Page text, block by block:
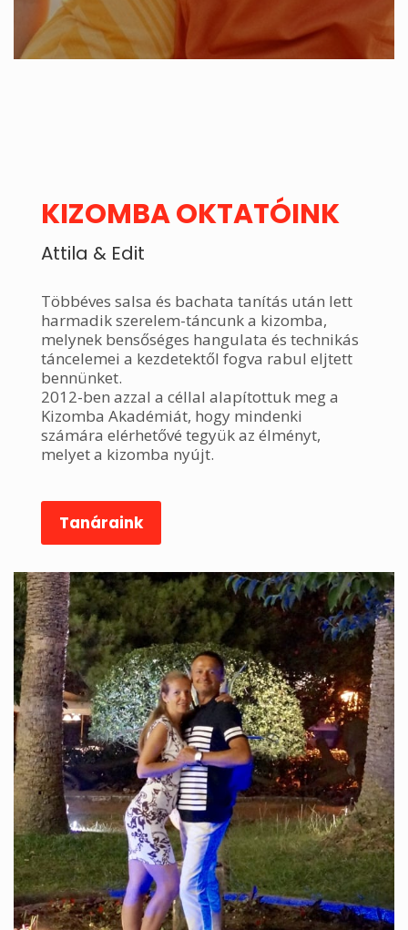
KIZOMBA OKTATÓINK
Attila & Edit
Többéves salsa és bachata tanítás után lett
harmadik szerelem-táncunk a kizomba,
melynek bensőséges hangulata és technikás
táncelemei a kezdetektől fogva rabul eljtett
bennünket.
2012-ben azzal a céllal alapítottuk meg a
Kizomba Akadémiát, hogy mindenki
számára elérhetővé tegyük az élményt,
melyet a kizomba nyújt.
Tanáraink